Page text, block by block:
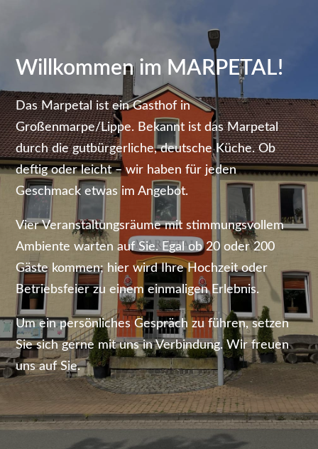
Willkommen im MARPETAL!
Das Marpetal ist ein Gasthof in
Großenmarpe/Lippe. Bekannt ist das Marpetal
durch die gutbürgerliche, deutsche Küche. Ob
deftig oder leicht – wir haben für jeden
Geschmack etwas im Angebot.
Vier Veranstaltungsräume mit stimmungsvollem
Ambiente warten auf Sie. Egal ob 20 oder 200
Gäste kommen; hier wird Ihre Hochzeit oder
Betriebsfeier zu einem einmaligen Erlebnis.
Um ein persönliches Gespräch zu führen, setzen
Sie sich gerne mit uns in Verbindung. Wir freuen
uns auf Sie.